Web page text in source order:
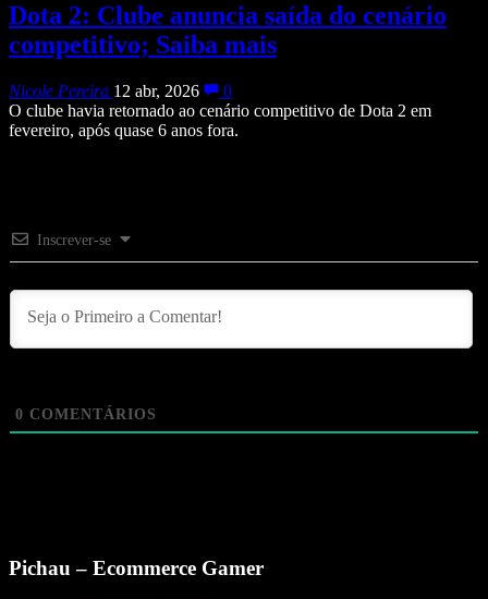
Dota 2: Clube anuncia saída do cenário
competitivo; Saiba mais
Nicole Pereira 12 abr, 2026
0
O clube havia retornado ao cenário competitivo de Dota 2 em
fevereiro, após quase 6 anos fora.
Inscrever-se
0 COMENTÁRIOS
Pichau – Ecommerce Gamer